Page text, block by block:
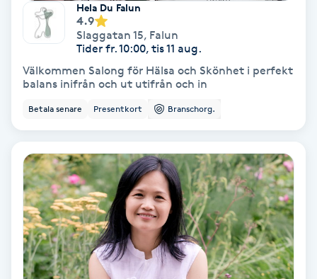
Pensionärklippning
Personal shopper
Personlig tränare
Picolaser
Hela Du Falun
4.9
Slaggatan 15, Falun
Tider fr. 10:00, tis 11 aug.
Välkommen Salong för Hälsa och Skönhet i perfekt
balans inifrån och ut utifrån och in
Betala senare Presentkort Branschorg.